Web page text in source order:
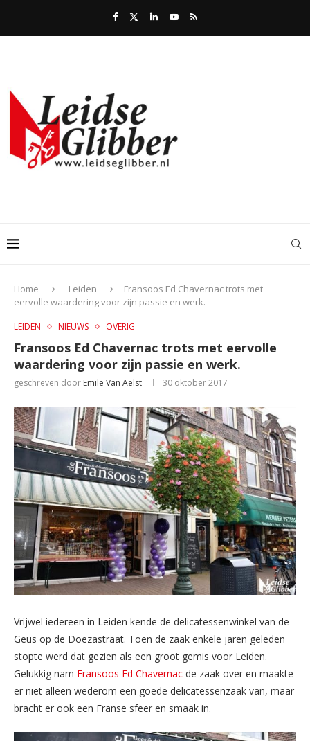
Home Leiden
Fransoos Ed Chavernac trots met
eervolle waardering voor zijn passie en werk.
LEIDEN NIEUWS OVERIG
Fransoos Ed Chavernac trots met eervolle
waardering voor zijn passie en werk.
geschreven door Emile Van Aelst 30 oktober 2017
Vrijwel iedereen in Leiden kende de delicatessenwinkel van de
Geus op de Doezastraat. Toen de zaak enkele jaren geleden
stopte werd dat gezien als een groot gemis voor Leiden.
Gelukkig nam Fransoos Ed Chavernac de zaak over en maakte
er niet alleen wederom een goede delicatessenzaak van, maar
bracht er ook een Franse sfeer en smaak in.